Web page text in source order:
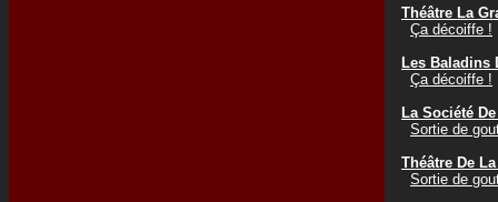
Théâtre La
Ça décoiffe !
Les Baladins
Ça décoiffe !
La Société
Sortie de
Théâtre De
Sortie de